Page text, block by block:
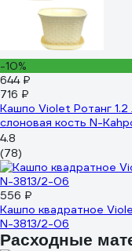
-10%
644 ₽
716 ₽
Кашпо Violet Ротанг
слоновая кость N-
4.8
(78)
556 ₽
Кашпо квадратное
N-3813/2-06
Расходные